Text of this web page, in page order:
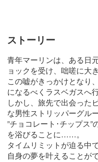
ストーリー
青年マーリンは、ある日
ョックを受け、咄嗟に大
この嘘がきっかけとなり
になるべくラスベガスへ
しかし、旅先で出会った
な男性ストリッパーグル
”チョコレート･チップス
を浴びることに……。
タイムリミットが迫る中
自身の夢を叶えることが